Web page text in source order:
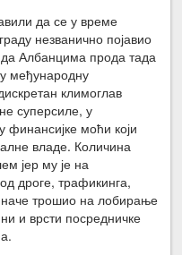
да се у време
незванично појавио
Албанцима прода тада
међународну
климоглав
суперсиле, у
моћи који
владе. Количина
јер му је на
дроге, трафикинга,
трошио на лобирање
и врсти посредничке